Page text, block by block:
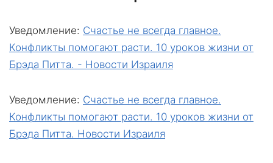
Уведомление: Счастье не всегда главное.
Конфликты помогают расти. 10 уроков жизни от
Брэда Питта. - Новости Израиля
Уведомление: Счастье не всегда главное.
Конфликты помогают расти. 10 уроков жизни от
Брэда Питта. Новости Израиля